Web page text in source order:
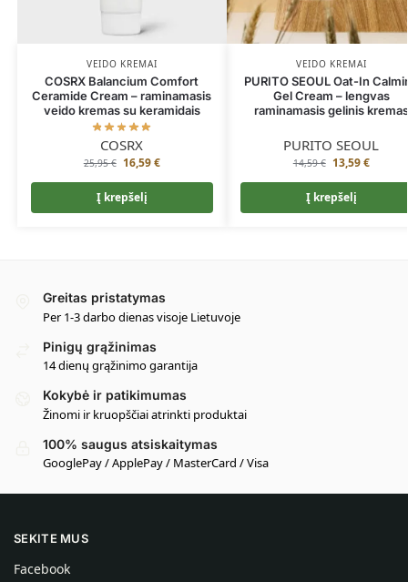
VEIDO KREMAI
COSRX Balancium Comfort
Ceramide Cream – raminamasis
veido kremas su keramidais
COSRX
25,95€ 16,59€
Į krepšelį
VEIDO KREMAI
PURITO SEOUL Oat-In
Gel Cream – lengvas
raminamasis gelinis kremas
PURITO SEOUL
14,59€ 13,59€
Į krepšelį
Greitas pristatymas
Per 1-3 darbo dienas visoje Lietuvoje
Pinigų grąžinimas
14 dienų grąžinimo garantija
Kokybė ir patikimumas
Žinomi ir kruopščiai atrinkti produktai
100% saugus atsiskaitymas
GooglePay / ApplePay / MasterCard / Visa
SEKITE MUS
Facebook